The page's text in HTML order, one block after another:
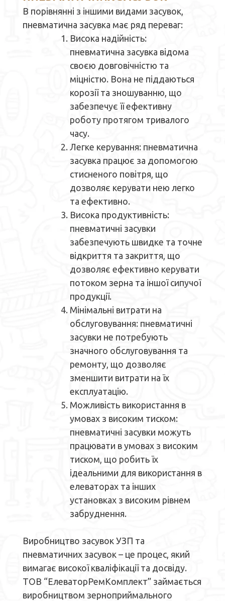
В порівнянні з іншими видами засувок,
пневматична засувка має ряд переваг:
Висока надійність:
пневматична засувка відома
своєю довговічністю та
міцністю. Вона не піддаються
корозії та зношуванню, що
забезпечує її ефективну
роботу протягом тривалого
часу.
Легке керування: пневматична
засувка працює за допомогою
стисненого повітря, що
дозволяє керувати нею легко
та ефективно.
Висока продуктивність:
пневматичні засувки
забезпечують швидке та точне
відкриття та закриття, що
дозволяє ефективно керувати
потоком зерна та іншої сипучої
продукції.
Мінімальні витрати на
обслуговування: пневматичні
засувки не потребують
значного обслуговування та
ремонту, що дозволяє
зменшити витрати на їх
експлуатацію.
Можливість використання в
умовах з високим тиском:
пневматичні засувки можуть
працювати в умовах з високим
тиском, що робить їх
ідеальними для використання в
елеваторах та інших
установках з високим рівнем
забруднення.
Виробництво засувок УЗП та
пневматичних засувок – це процес, який
вимагає високої кваліфікації та досвіду.
ТОВ “ЕлеваторРемКомплект” займається
виробництвом зерноприймального